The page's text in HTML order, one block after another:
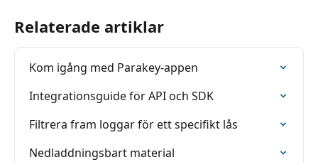
Relaterade artiklar
Kom igång med Parakey-appen
Integrationsguide för API och SDK
Filtrera fram loggar för ett specifikt lås
Nedladdningsbart material